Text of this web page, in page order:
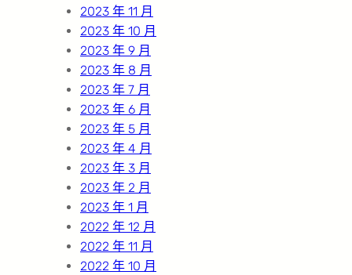
2023 年 11 月
2023 年 10 月
2023 年 9 月
2023 年 8 月
2023 年 7 月
2023 年 6 月
2023 年 5 月
2023 年 4 月
2023 年 3 月
2023 年 2 月
2023 年 1 月
2022 年 12 月
2022 年 11 月
2022 年 10 月